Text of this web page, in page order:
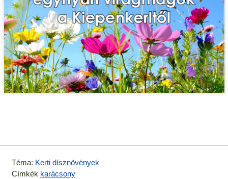
Téma: Kerti dísznövények
Címkék karácsony